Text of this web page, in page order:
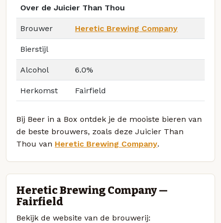
Over de Juicier Than Thou
Brouwer Heretic Brewing Company
Bierstijl
Alcohol 6.0%
Herkomst Fairfield
Bij Beer in a Box ontdek je de mooiste bieren van
de beste brouwers, zoals deze Juicier Than
Thou van Heretic Brewing Company.
Heretic Brewing Company —
Fairfield
Bekijk de website van de brouwerij: